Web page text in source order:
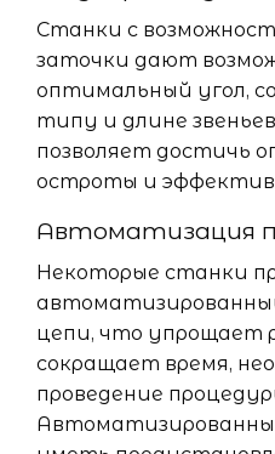
Станки с
заточки дают
оптимальный угол,
типу и длине
позволяет достичь
остроты и
Автоматизация
Некоторые станки
цепи, что упрощает
сокращает время,
проведение